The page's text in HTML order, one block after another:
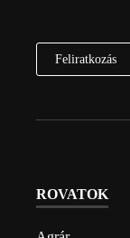
Feliratkozás
ROVATOK